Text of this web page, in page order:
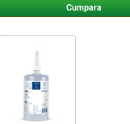
Cumpara